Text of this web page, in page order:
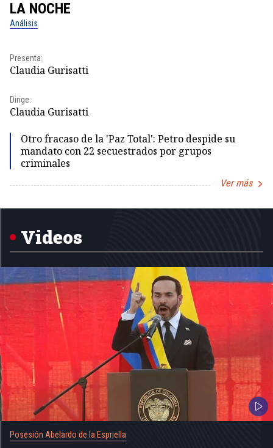
LA NOCHE
Análisis
Presenta:
Claudia Gurisatti
Dirige:
Claudia Gurisatti
Otro fracaso de la 'Paz Total': Petro despide su
mandato con 22 secuestrados por grupos
criminales
Ver más
Videos
Posesión Abelardo de la Espriella